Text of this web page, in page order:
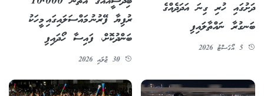
ދަށުގައި ހުރި ގިނަ އަދަދެއްގެ
ބަނގުރާ ނައްތާލައިފި
5 އޯގަސްޓު 2026
ރުފިޔާ ފޭރުނު މައްސަލައިގައި މީހަކު
ބަންދުކޮށް، ފައިސާ ހޯދައިފި
30 ޖުލައި 2026